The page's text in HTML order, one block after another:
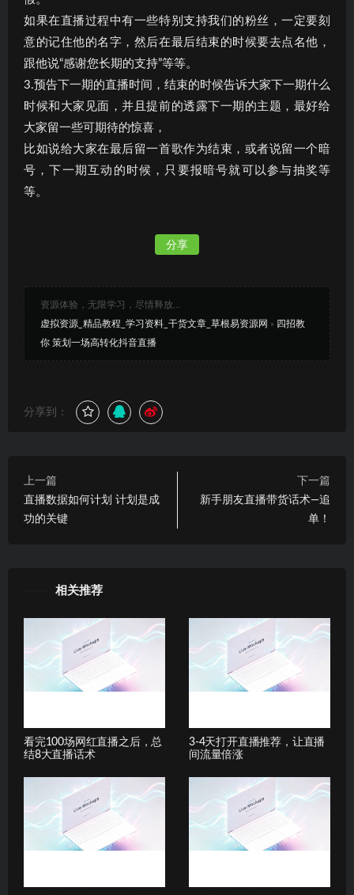
如果在直播过程中有一些特别支持我们的粉丝，一定要刻
意的记住他的名字，然后在最后结束的时候要去点名他，
跟他说“感谢您长期的支持”等等。
3.预告下一期的直播时间，结束的时候告诉大家下一期什么
时候和大家见面，并且提前的透露下一期的主题，最好给
大家留一些可期待的惊喜，
比如说给大家在最后留一首歌作为结束，或者说留一个暗
号，下一期互动的时候，只要报暗号就可以参与抽奖等
等。
分享
资源体验，无限学习，尽情释放...
虚拟资源_精品教程_学习资料_干货文章_草根易资源网 » 四招教
你 策划一场高转化抖音直播
分享到：
上一篇
直播数据如何计划 计划是成
功的关键
下一篇
新手朋友直播带货话术—追
单！
相关推荐
看完100场网红直播之后，总
结8大直播话术
3-4天打开直播推荐，让直播
间流量倍涨